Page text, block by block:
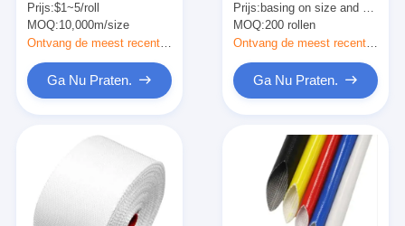
Prijs:$1~5/roll
MOQ:10,000m/size
Ontvang de meest recente Prijs
Ga Nu Praten.
elektrische isolatie
Prijs: basing on size and quantity
MOQ:200 rollen
Ga Nu Praten.